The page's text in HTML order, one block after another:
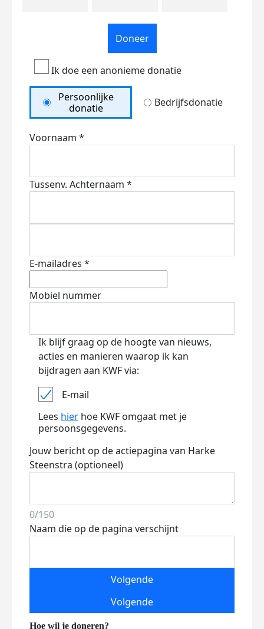
Doneer
Ik doe een anonieme donatie
Persoonlijke
donatie
Bedrijfsdonatie
Voornaam *
Tussenv. Achternaam *
E-mailadres *
Mobiel nummer
Ik blijf graag op de hoogte van nieuws,
acties en manieren waarop ik kan
bijdragen aan KWF via:
E-mail
Lees hier hoe KWF omgaat met je
persoonsgegevens.
Jouw bericht op de actiepagina van Harke
Steenstra (optioneel)
0/150
Naam die op de pagina verschijnt
Volgende
Volgende